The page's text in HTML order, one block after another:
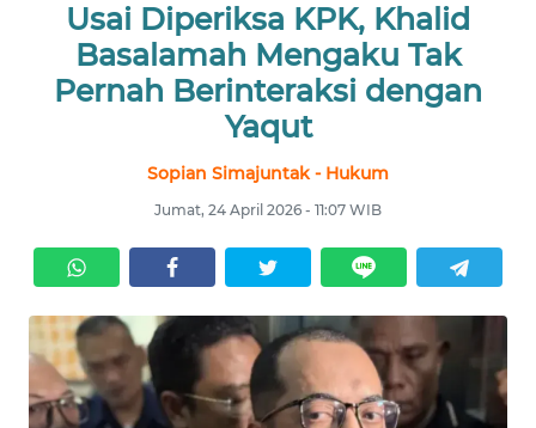
Usai Diperiksa KPK, Khalid
Basalamah Mengaku Tak
Pernah Berinteraksi dengan
Yaqut
Sopian Simajuntak - Hukum
Jumat, 24 April 2026 - 11:07 WIB
NASIONAL
DAERAH
EKUIN
SAINS-TEKNO
KESEHATAN